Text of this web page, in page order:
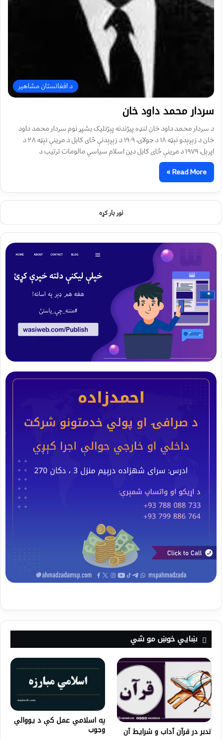
د افغانستان مشاهیر
سردار محمد داود خان
د سردار محمد داود خان لنډه پیژندنه پېژنليک بشپړ نوم سردار محمد داود
خان د زېږېدو نېټه ١٨ د جولای، ١٩٠٩ د زېږېدنې ځای کابل د مړينې نېټه ٢٨ د
اپرېل، ١٩٧٩ د مړينې ځای کابل دين اسلام سياسي مالومات ترتيب د
Read More »
نور بار کړه
ښايي خوښ مو شي
تدبر در قرآن آداب و شرايط آن
په اسلامي عمل كې د يووالي
وجوب